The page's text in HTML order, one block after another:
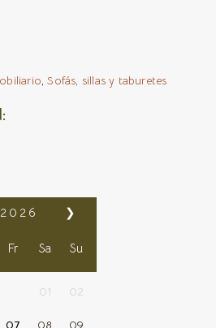
,Sofás, sillas y taburetes
❯
2026
Fr Sa Su
01 02
07 08 09